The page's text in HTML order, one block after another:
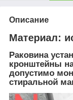
Описание
Материал:
Раковина
кронштейны
допустимо
стиральной